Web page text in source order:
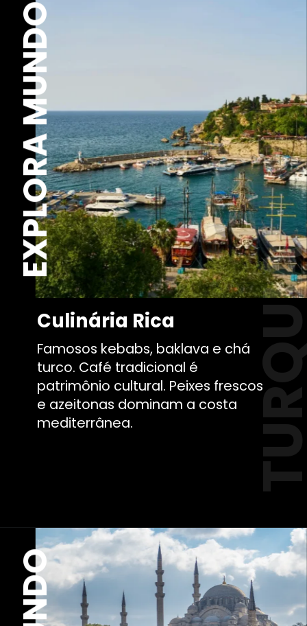
Culinária Rica
Famosos kebabs, baklava e chá
turco. Café tradicional é
patrimônio cultural. Peixes frescos
e azeitonas dominam a costa
mediterrânea.
EXPLORA MUNDO